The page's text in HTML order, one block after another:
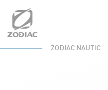
contenu
ZODIAC NAUTIC